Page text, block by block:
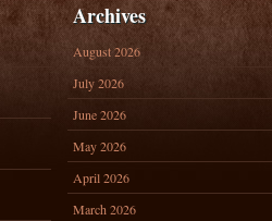
Archives
August 2026
July 2026
June 2026
May 2026
April 2026
March 2026